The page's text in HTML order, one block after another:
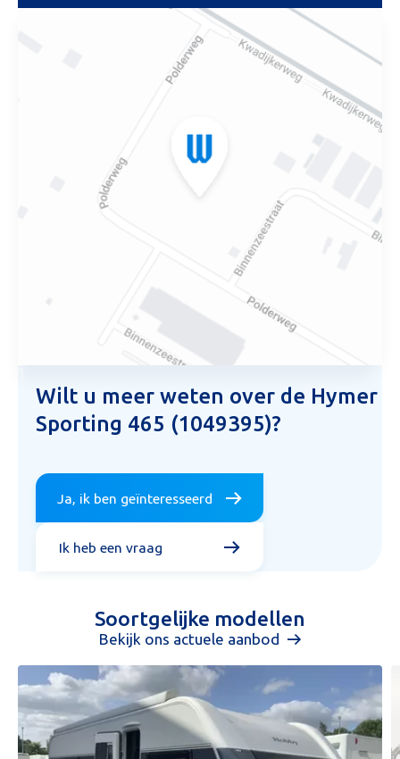
Aanvraag inruilvoorstel
Wilt u meer weten over de Hymer
Sporting 465 (1049395)?
Ja, ik ben geïnteresseerd
Ik heb een vraag
Soortgelijke modellen
Bekijk ons actuele aanbod